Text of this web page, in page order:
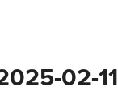
02-